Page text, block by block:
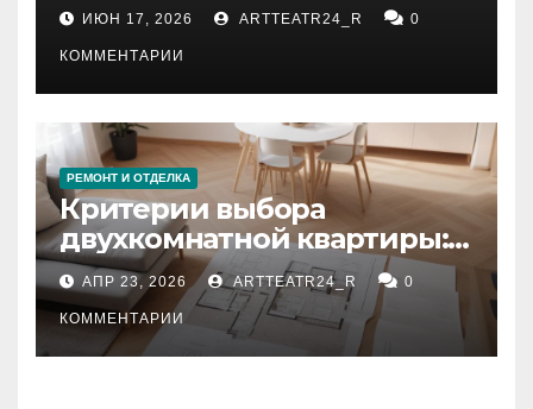
ИЮН 17, 2026 ARTTEATR24_R 0
КОММЕНТАРИИ
РЕМОНТ И ОТДЕЛКА
Критерии выбора
двухкомнатной квартиры:
планировка, площадь,
состояние и документация
АПР 23, 2026 ARTTEATR24_R 0
КОММЕНТАРИИ